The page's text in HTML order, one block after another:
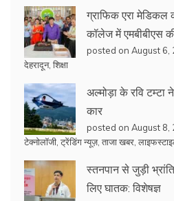
ग्राफिक एरा मेडिकल
कॉलेज में एमबीबीएस
posted on August 6,
देहरादून, शिक्षा
अल्मोड़ा के रवि टम्टा
कार
posted on August 8,
टेक्नोलॉजी ट्रेंडिंग न्यूज़, ताजा खबर
स्तनपान से जुड़ी
लिए घातक: विशेषज्ञ